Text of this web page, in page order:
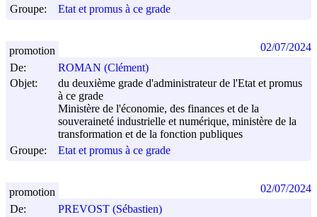
Groupe:
Etat et promus à ce grade
De:
ROMAN (Clément)
Objet:
du deuxième grade d'administrateur de l'Etat et promus
à ce grade
Ministère de l'économie, des finances et de la
souveraineté industrielle et numérique, ministère de la
transformation et de la fonction publiques
Groupe:
Etat et promus à ce grade
promotion 02/07/2024
De:
PREVOST (Sébastien)
promotion 02/07/2024